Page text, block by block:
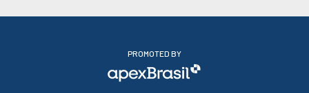
PROMOTED BY